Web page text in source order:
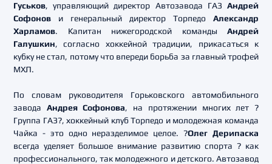
Гуськов, управляющий директор Автозавода ГАЗ Андрей
Софонов и генеральный директор Торпедо Александр
Харламов. Капитан нижегородской команды Андрей
Галушкин, согласно хоккейной традиции, прикасаться к
кубку не стал, потому что впереди борьба за главный трофей
МХЛ.
По словам руководителя Горьковского автомобильного
завода Андрея Софонова, на протяжении многих лет ?
Группа ГАЗ?, хоккейный клуб Торпедо и молодежная команда
Чайка - это одно неразделимое целое. ?Олег Дерипаска
всегда уделяет большое внимание развитию спорта ? как
профессионального, так молодежного и детского. Автозавод